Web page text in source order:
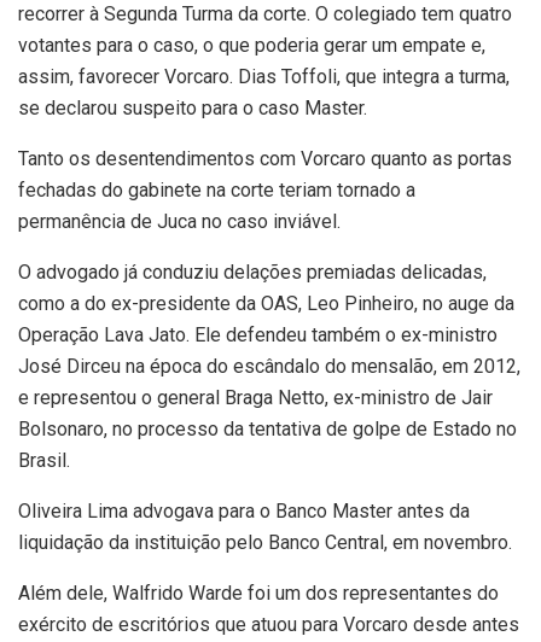
recorrer à Segunda Turma da corte. O colegiado tem quatro
votantes para o caso, o que poderia gerar um empate e,
assim, favorecer Vorcaro. Dias Toffoli, que integra a turma,
se declarou suspeito para o caso Master.
Tanto os desentendimentos com Vorcaro quanto as portas
fechadas do gabinete na corte teriam tornado a
permanência de Juca no caso inviável.
O advogado já conduziu delações premiadas delicadas,
como a do ex-presidente da OAS, Leo Pinheiro, no auge da
Operação Lava Jato. Ele defendeu também o ex-ministro
José Dirceu na época do escândalo do mensalão, em 2012,
e representou o general Braga Netto, ex-ministro de Jair
Bolsonaro, no processo da tentativa de golpe de Estado no
Brasil.
Oliveira Lima advogava para o Banco Master antes da
liquidação da instituição pelo Banco Central, em novembro.
Além dele, Walfrido Warde foi um dos representantes do
exército de escritórios que atuou para Vorcaro desde antes